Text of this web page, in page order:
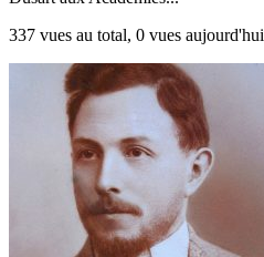
337 vues au total, 0 vues aujourd'hui